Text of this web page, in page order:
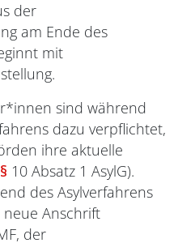
der
am Ende des
mit
sind während
dazu verpflichtet,
ihre aktuelle
§ 10 Absatz 1 AsylG).
des Asylverfahrens
neue Anschrift
der